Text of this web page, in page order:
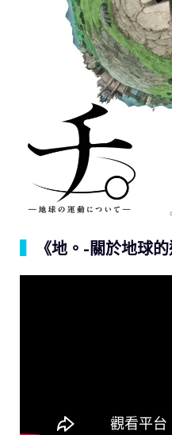
《地。-關於地球